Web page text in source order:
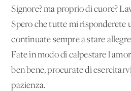
Signore? ma proprio di cuore?
Spero che tutte mi risponderete
continuate sempre a stare
Fate in modo di calpestare
ben bene, procurate di
pazienza.